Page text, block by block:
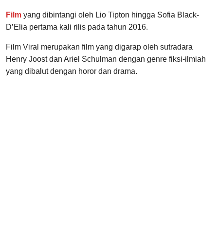
Film yang dibintangi oleh Lio Tipton hingga Sofia Black-
D’Elia pertama kali rilis pada tahun 2016.
Film Viral merupakan film yang digarap oleh sutradara
Henry Joost dan Ariel Schulman dengan genre fiksi-ilmiah
yang dibalut dengan horor dan drama.